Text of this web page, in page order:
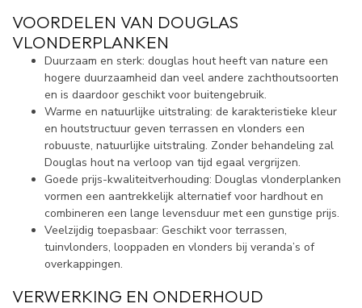
VOORDELEN VAN DOUGLAS
VLONDERPLANKEN
Duurzaam en sterk: douglas hout heeft van nature een
hogere duurzaamheid dan veel andere zachthoutsoorten
en is daardoor geschikt voor buitengebruik.
Warme en natuurlijke uitstraling: de karakteristieke kleur
en houtstructuur geven terrassen en vlonders een
robuuste, natuurlijke uitstraling. Zonder behandeling zal
Douglas hout na verloop van tijd egaal vergrijzen.
Goede prijs-kwaliteitverhouding: Douglas vlonderplanken
vormen een aantrekkelijk alternatief voor hardhout en
combineren een lange levensduur met een gunstige prijs.
Veelzijdig toepasbaar: Geschikt voor terrassen,
tuinvlonders, looppaden en vlonders bij veranda’s of
overkappingen.
VERWERKING EN ONDERHOUD